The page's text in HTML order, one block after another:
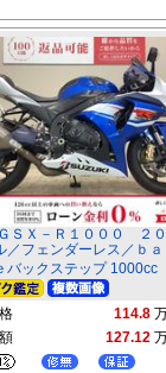
ＳＸ－Ｒ１０００ ２
／フェンダーレス／ｂ
バックステップ 1000cc
114.8
127.12